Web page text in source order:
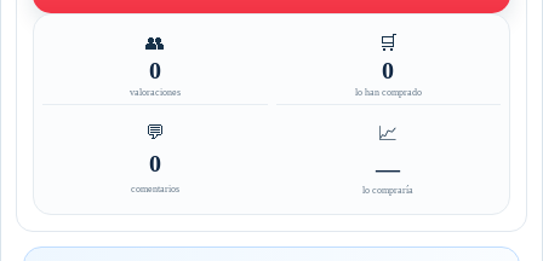
👥
0
valoraciones
🛒
0
lo han comprado
💬
0
comentarios
📈
—
lo compraría